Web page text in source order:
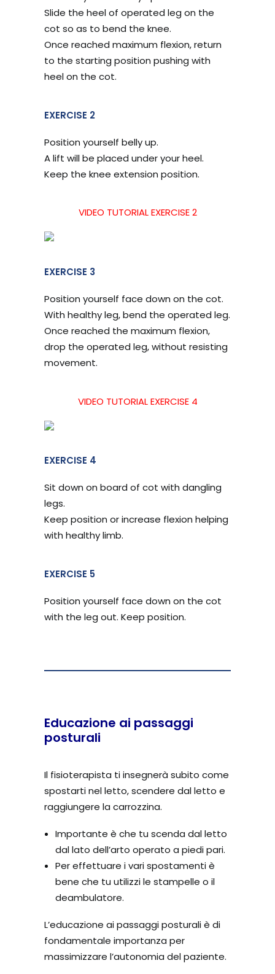
Slide the heel of operated leg on the
cot so as to bend the knee.
Once reached maximum flexion, return
to the starting position pushing with
heel on the cot.
EXERCISE 2
Position yourself belly up.
A lift will be placed under your heel.
Keep the knee extension position.
VIDEO TUTORIAL EXERCISE 2
EXERCISE 3
Position yourself face down on the cot.
With healthy leg, bend the operated leg.
Once reached the maximum flexion,
drop the operated leg, without resisting
movement.
VIDEO TUTORIAL EXERCISE 4
EXERCISE 4
Sit down on board of cot with dangling
legs.
Keep position or increase flexion helping
with healthy limb.
EXERCISE 5
Position yourself face down on the cot
with the leg out. Keep position.
Educazione ai passaggi
posturali
Il fisioterapista ti insegnerà subito come
spostarti nel letto, scendere dal letto e
raggiungere la carrozzina.
Importante è che tu scenda dal letto
dal lato dell’arto operato a piedi pari.
Per effettuare i vari spostamenti è
bene che tu utilizzi le stampelle o il
deambulatore.
L’educazione ai passaggi posturali è di
fondamentale importanza per
massimizzare l’autonomia del paziente.